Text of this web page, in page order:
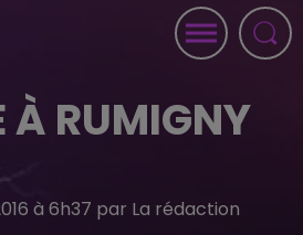
À RUMIGNY
à 6h37 par La rédaction